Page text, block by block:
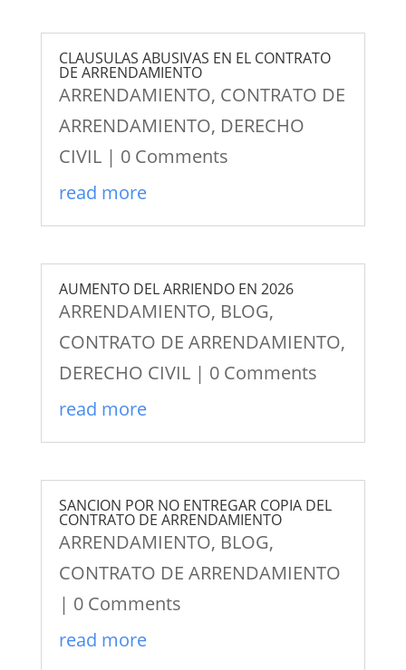
CLAUSULAS ABUSIVAS EN EL CONTRATO
DE ARRENDAMIENTO
ARRENDAMIENTO, CONTRATO DE
ARRENDAMIENTO, DERECHO
CIVIL| 0 Comments
read more
AUMENTO DEL ARRIENDO EN 2026
ARRENDAMIENTO, BLOG,
CONTRATO DE ARRENDAMIENTO,
DERECHO CIVIL| 0 Comments
read more
SANCION POR NO ENTREGAR COPIA DEL
CONTRATO DE ARRENDAMIENTO
ARRENDAMIENTO, BLOG,
CONTRATO DE ARRENDAMIENTO
| 0 Comments
read more